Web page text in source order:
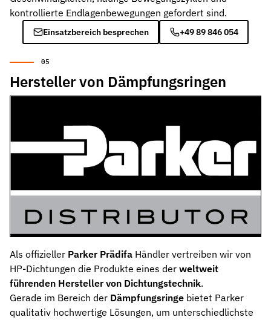
kontrollierte Endlagenbewegungen gefordert sind.
Einsatzbereich besprechen +49 89 846 054
Hersteller von Dämpfungsringen
Als offizieller Parker Prädifa Händler vertreiben wir von
HP-Dichtungen die Produkte eines der weltweit
führenden Hersteller von Dichtungstechnik.
Gerade im Bereich der Dämpfungsringe bietet Parker
qualitativ hochwertige Lösungen, um unterschiedlichste